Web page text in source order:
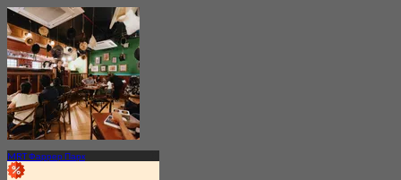
MRT Фаррер Парк